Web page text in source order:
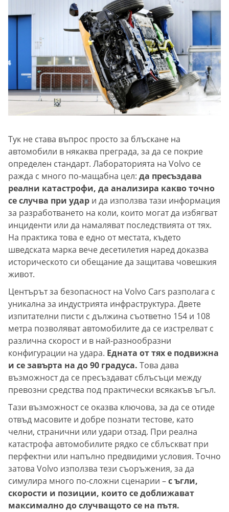
Тук не става въпрос просто за блъскане на
автомобили в някаква преграда, за да се покрие
определен стандарт. Лабораторията на Volvo се
ражда с много по-мащабна цел: да пресъздава
реални катастрофи, да анализира какво точно
се случва при удар и да използва тази информация
за разработването на коли, които могат да избягват
инциденти или да намаляват последствията от тях.
На практика това е едно от местата, където
шведската марка вече десетилетия наред доказва
историческото си обещание да защитава човешкия
живот.
Центърът за безопасност на Volvo Cars разполага с
уникална за индустрията инфраструктура. Двете
изпитателни писти с дължина съответно 154 и 108
метра позволяват автомобилите да се изстрелват с
различна скорост и в най-разнообразни
конфигурации на удара. Едната от тях е подвижна
и се завърта на до 90 градуса. Това дава
възможност да се пресъздават сблъсъци между
превозни средства под практически всякакъв ъгъл.
Тази възможност се оказва ключова, за да се отиде
отвъд масовите и добре познати тестове, като
челни, странични или удари отзад. При реална
катастрофа автомобилите рядко се сблъскват при
перфектни или напълно предвидими условия. Точно
затова Volvo използва тези съоръжения, за да
симулира много по-сложни сценарии –с ъгли,
скорости и позиции, които се доближават
максимално до случващото се на пътя.